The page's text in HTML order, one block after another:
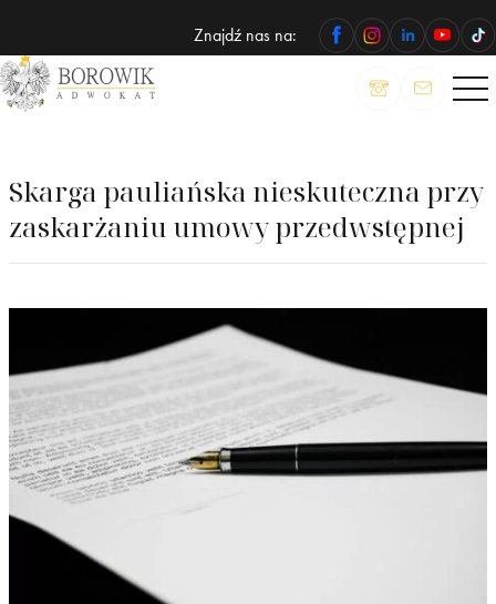
Znajdź nas na:
ADWOKAT
Wojciech
Skarga pauliańska nieskuteczna przy
zaskarżaniu umowy przedwstępnej